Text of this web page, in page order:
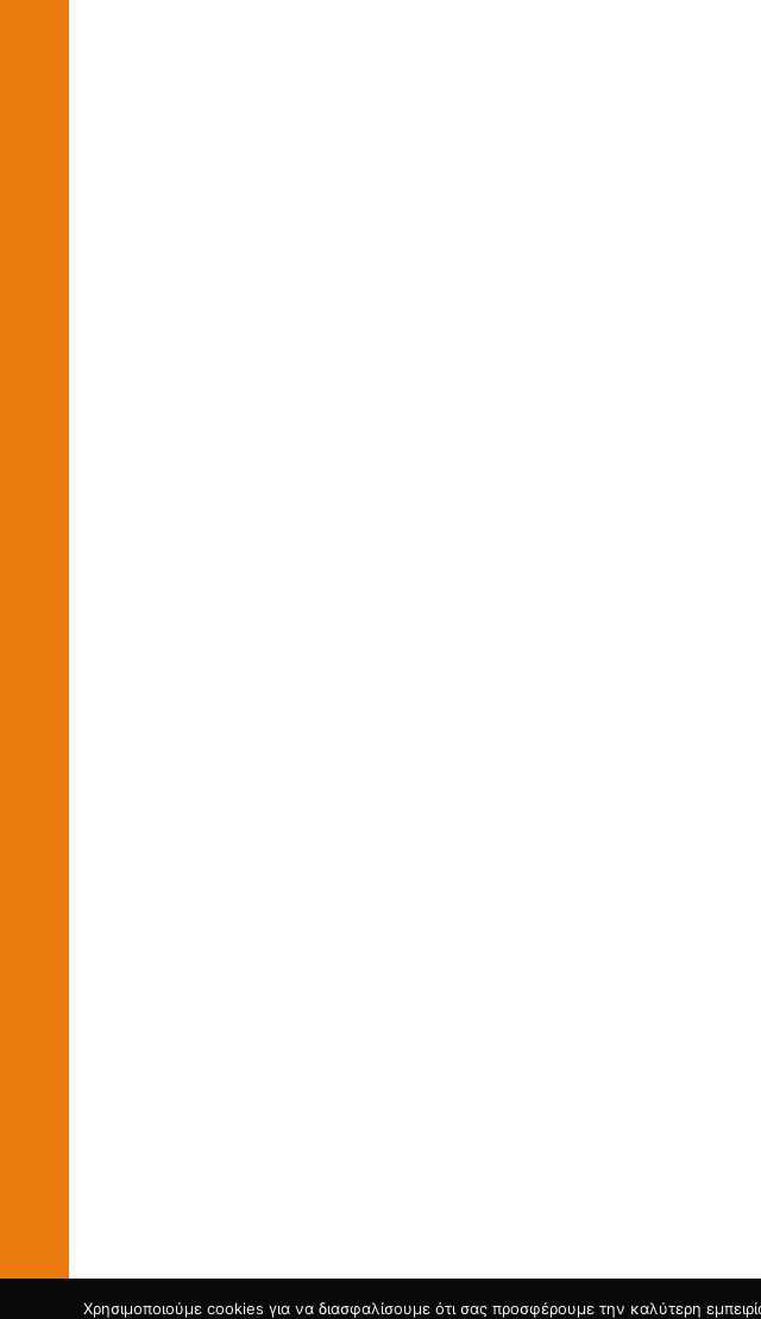
Χρησιμοποιούμε cookies για να διασφαλίσουμε ότι σας προσφέρουμε την καλύτερη